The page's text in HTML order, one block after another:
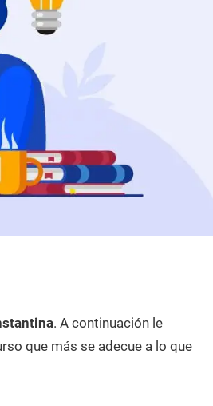
. A continuación le
que más se adecue a lo que